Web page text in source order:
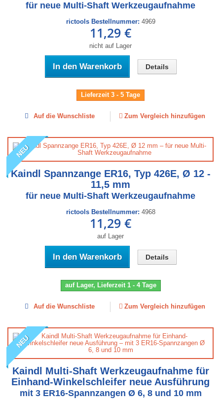
für neue Multi-Shaft Werkzeugaufnahme
rictools Bestellnummer: 4969
11,29 €
nicht auf Lager
In den Warenkorb Details
Lieferzeit 3 - 5 Tage
Auf die Wunschliste Zum Vergleich hinzufügen
NEU
Kaindl Spannzange ER16, Typ 426E, Ø 12 -
11,5 mm
für neue Multi-Shaft Werkzeugaufnahme
rictools Bestellnummer: 4968
11,29 €
auf Lager
In den Warenkorb Details
auf Lager, Lieferzeit 1 - 4 Tage
Auf die Wunschliste Zum Vergleich hinzufügen
NEU
Kaindl Multi-Shaft Werkzeugaufnahme für
Einhand-Winkelschleifer neue Ausführung
mit 3 ER16-Spannzangen Ø 6, 8 und 10 mm